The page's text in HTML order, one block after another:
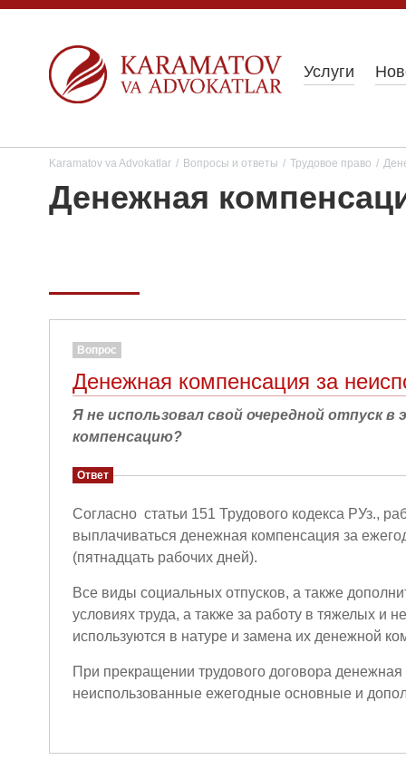
Услуги
Karamatov va Advokatlar / Вопросы и ответы / Трудовое право /
Денежная
Вопрос
Денежная компенсация за
Я не использовал свой очередной отпуск
компенсацию?
Ответ
Согласно статьи 151 Трудового кодекса РУз.,
выплачиваться денежная компенсация за
(пятнадцать рабочих дней).
Все виды социальных отпусков, а также
условиях труда, а также за работу в тяжелых и
используются в натуре и замена их денежной
При прекращении трудового договора
неиспользованные ежегодные основные и